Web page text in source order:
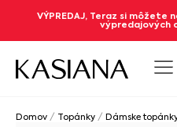
VÝPREDAJ, Teraz si
výpredajových
Domov / Topánky / Dámske